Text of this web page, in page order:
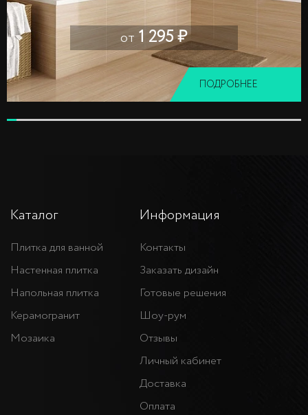
от 1 295 ₽
ПОДРОБНЕЕ
Каталог
Плитка для ванной
Настенная плитка
Напольная плитка
Керамогранит
Мозаика
Информация
Контакты
Заказать дизайн
Готовые решения
Шоу-рум
Отзывы
Личный кабинет
Доставка
Оплата